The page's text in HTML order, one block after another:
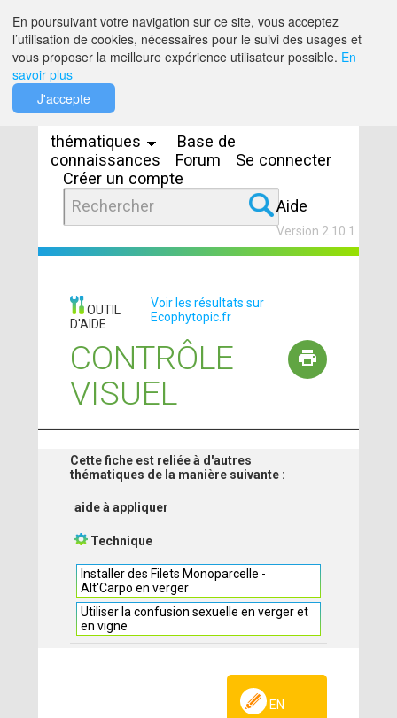
thématiques
Base de
connaissances
Forum
Se connecter
Créer un compte
Aide
Version 2.10.1
OUTIL
D'AIDE
Voir les résultats sur
Ecophytopic.fr
CONTRÔLE
VISUEL
Cette fiche est reliée à d'autres
thématiques de la manière suivante :
aide à appliquer
Technique
Installer des Filets Monoparcelle -
Alt'Carpo en verger
Utiliser la confusion sexuelle en verger et
en vigne
EN
En poursuivant votre navigation sur ce site, vous acceptez
l’utilisation de cookies, nécessaires pour le suivi des usages et
vous proposer la meilleure expérience utilisateur possible. En
savoir plus
J'accepte